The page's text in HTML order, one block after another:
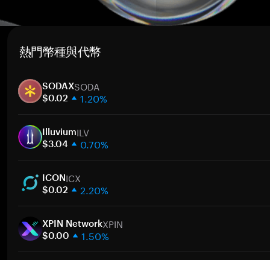
熱門幣種與代幣
SODAXSODA
$0.02 1.20%
30 天
市值
IlluviumILV
$3.04 0.70%
30 天
市值
ICONICX
$0.02 2.20%
30 天
市值
XPIN NetworkXPIN
$0.00 1.50%